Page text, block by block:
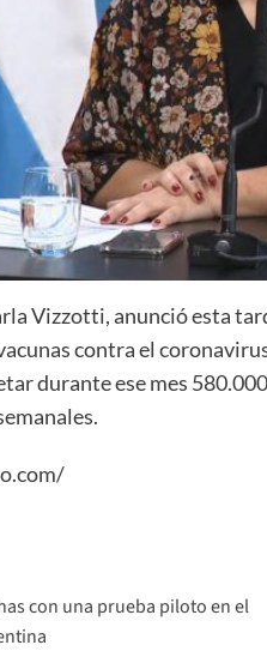
Vizzotti, anunció esta
contra el
durante ese mes
con una prueba piloto en el